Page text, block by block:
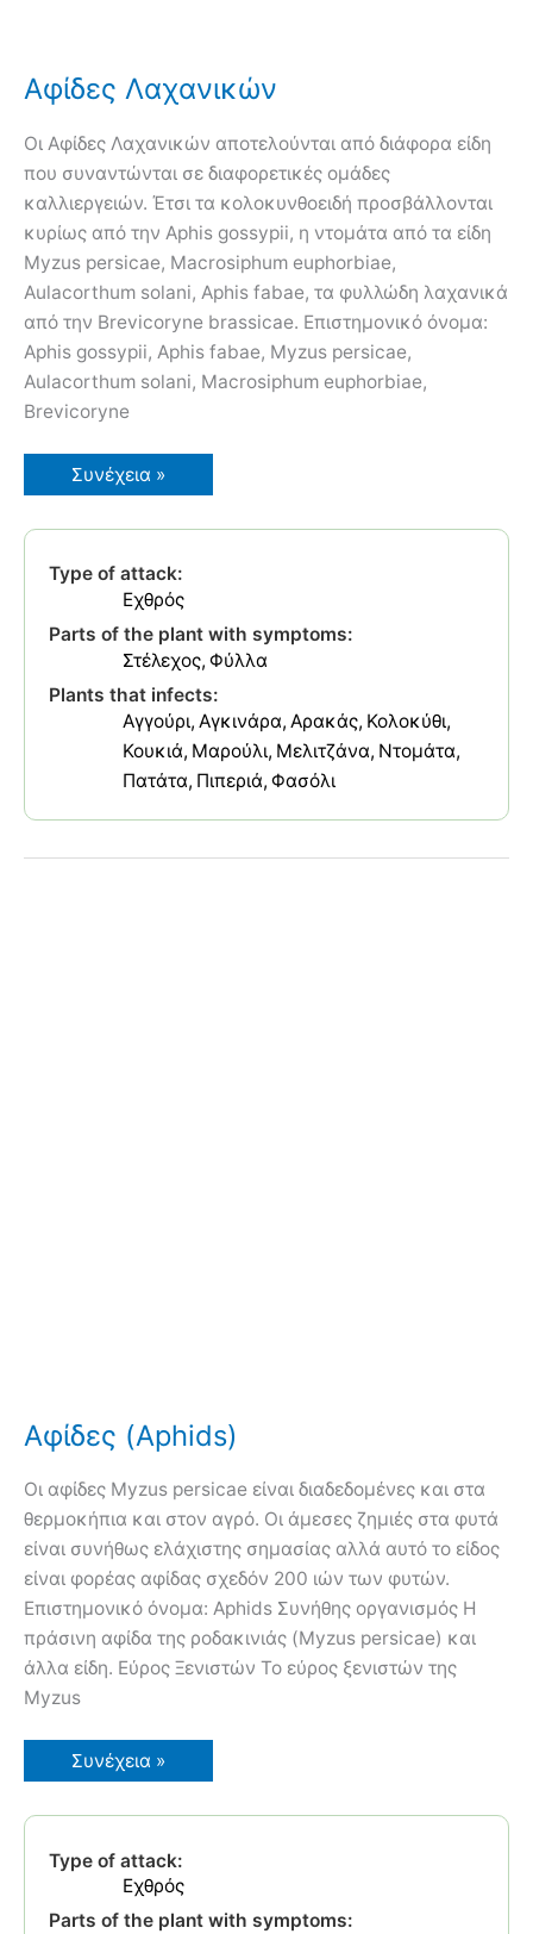
Αφίδες Λαχανικών
Οι Αφίδες Λαχανικών αποτελούνται από διάφορα είδη
που συναντώνται σε διαφορετικές ομάδες
καλλιεργειών. Έτσι τα κολοκυνθοειδή προσβάλλονται
κυρίως από την Aphis gossypii, η ντομάτα από τα είδη
Myzus persicae, Macrosiphum euphorbiae,
Aulacorthum solani, Aphis fabae, τα φυλλώδη λαχανικά
από την Brevicoryne brassicae. Επιστημονικό όνομα:
Aphis gossypii, Aphis fabae, Myzus persicae,
Aulacorthum solani, Macrosiphum euphorbiae,
Brevicoryne
Αφίδες
Λαχανικών
Συνέχεια »
Type of attack:
Εχθρός
Parts of the plant with symptoms:
Στέλεχος Φύλλα
Plants that infects:
Αγγούρι Αγκινάρα Αρακάς Κολοκύθι
Κουκιά Μαρούλι Μελιτζάνα Ντομάτα
Πατάτα Πιπεριά Φασόλι
Αφίδες (Aphids)
Οι αφίδες Myzus persicae είναι διαδεδομένες και στα
θερμοκήπια και στον αγρό. Οι άμεσες ζημιές στα φυτά
είναι συνήθως ελάχιστης σημασίας αλλά αυτό το είδος
είναι φορέας αφίδας σχεδόν 200 ιών των φυτών.
Επιστημονικό όνομα: Aphids Συνήθης οργανισμός Η
πράσινη αφίδα της ροδακινιάς (Myzus persicae) και
άλλα είδη. Εύρος Ξενιστών Το εύρος ξενιστών της
Myzus
Αφίδες
(Aphids)
Συνέχεια »
Type of attack:
Εχθρός
Parts of the plant with symptoms: